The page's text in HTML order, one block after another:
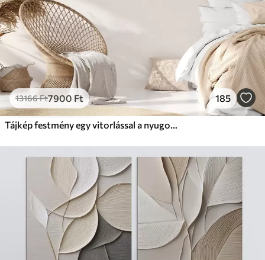
13166Ft7900 Ft 185
Tájkép festmény egy vitorlással a nyugodt tengeren, narancssárga és sárga égbolt, távoli hegyek